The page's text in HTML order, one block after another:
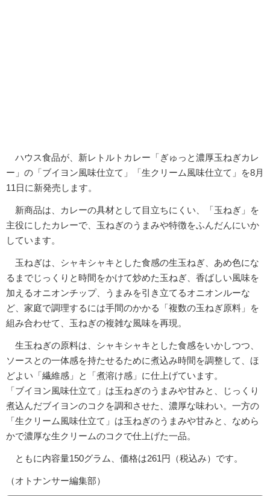
ハウス食品が、新レトルトカレー「ぎゅっと濃厚玉ねぎカレ
ー」の「ブイヨン風味仕立て」「生クリーム風味仕立て」を8月
11日に新発売します。
新商品は、カレーの具材として目立ちにくい、「玉ねぎ」を
主役にしたカレーで、玉ねぎのうまみや特徴をふんだんにいか
しています。
玉ねぎは、シャキシャキとした食感の生玉ねぎ、あめ色にな
るまでじっくりと時間をかけて炒めた玉ねぎ、香ばしい風味を
加えるオニオンチップ、うまみを引き立てるオニオンルーな
ど、家庭で調理するには手間のかかる「複数の玉ねぎ原料」を
組み合わせて、玉ねぎの複雑な風味を再現。
生玉ねぎの原料は、シャキシャキとした食感をいかしつつ、
ソースとの一体感を持たせるために煮込み時間を調整して、ほ
どよい「繊維感」と「煮溶け感」に仕上げています。
「ブイヨン風味仕立て」は玉ねぎのうまみや甘みと、じっくり
煮込んだブイヨンのコクを調和させた、濃厚な味わい。一方の
「生クリーム風味仕立て」は玉ねぎのうまみや甘みと、なめら
かで濃厚な生クリームのコクで仕上げた一品。
ともに内容量150グラム、価格は261円（税込み）です。
（オトナンサー編集部）